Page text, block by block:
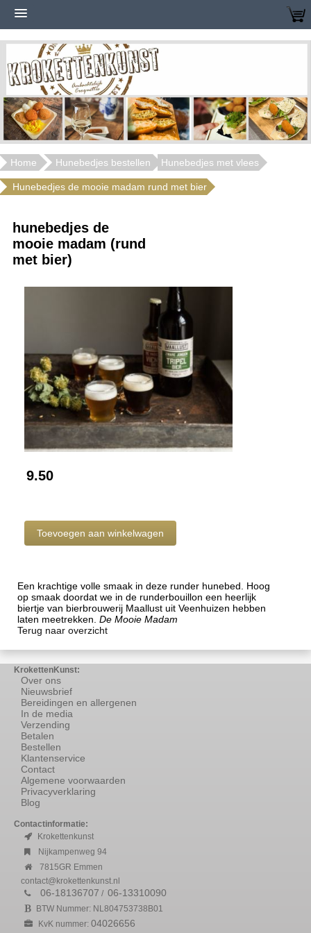
Home Hunebedjes bestellen Hunebedjes met vlees
Hunebedjes de mooie madam rund met bier
hunebedjes de
mooie madam (rund
met bier)
9.50
Een krachtige volle smaak in deze runder hunebed. Hoog
op smaak doordat we in de runderbouillon een heerlijk
biertje van bierbrouwerij Maallust uit Veenhuizen hebben
laten meetrekken. De Mooie Madam
Terug naar overzicht
KrokettenKunst:
Over ons
Nieuwsbrief
Bereidingen en allergenen
In de media
Verzending
Betalen
Bestellen
Klantenservice
Contact
Algemene voorwaarden
Privacyverklaring
Blog
Contactinformatie:
Krokettenkunst
Nijkampenweg 94
7815GR Emmen
contact@krokettenkunst.nl
06-18136707 / 06-13310090
BTW Nummer: NL804753738B01
KvK nummer: 04026656